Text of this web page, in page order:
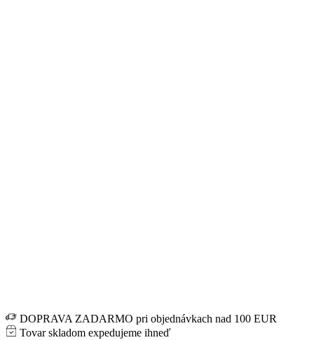
DOPRAVA ZADARMO pri objednávkach nad 100 EUR
Tovar skladom expedujeme ihneď